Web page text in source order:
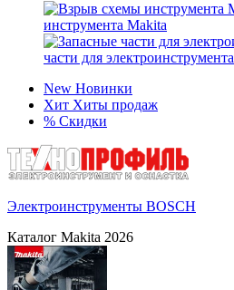
инструмента Makita
части для электроинструмента
New Новинки
Хит Хиты продаж
% Скидки
Электроинструменты BOSCH
Каталог Makita 2026